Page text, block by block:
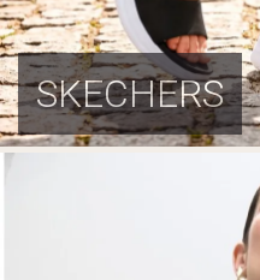
SKECHERS